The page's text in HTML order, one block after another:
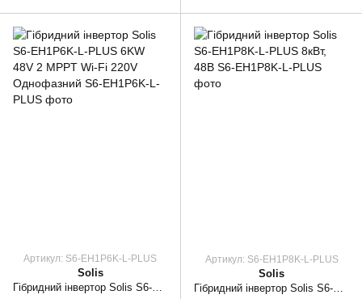
Артикул: S6-EH1P6K-L-PLUS
Solis
Гібридний інвертор Solis S6-EH1P6K-L-PLUS 6KW 48V 2 MPPT Wi-Fi 220V Однофазний
Артикул: S6-EH1P8K-L-PLUS
Solis
Гібридний інвертор Solis S6-EH1P8K-L-PLUS 8кВт, 48В